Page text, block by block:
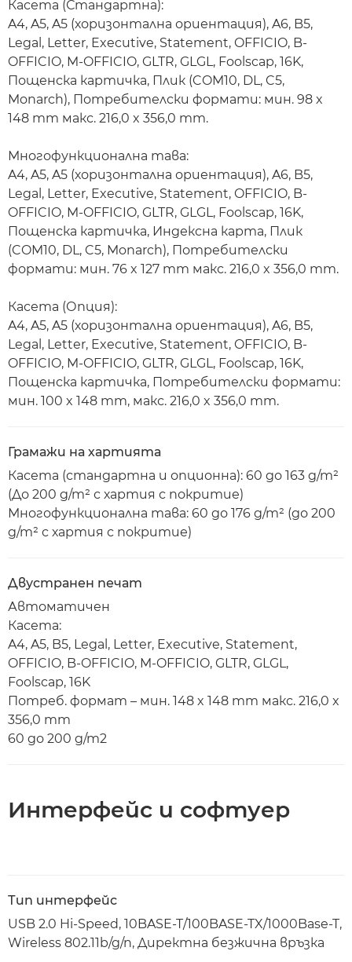
Касета (Стандартна):
A4, A5, A5 (хоризонтална ориентация), A6, B5,
Legal, Letter, Executive, Statement, OFFICIO, B-
OFFICIO, M-OFFICIO, GLTR, GLGL, Foolscap, 16K,
Пощенска картичка, Плик (COM10, DL, C5,
Monarch), Потребителски формати: мин. 98 x
148 mm макс. 216,0 x 356,0 mm.
Многофункционална тава:
A4, A5, A5 (хоризонтална ориентация), A6, B5,
Legal, Letter, Executive, Statement, OFFICIO, B-
OFFICIO, M-OFFICIO, GLTR, GLGL, Foolscap, 16K,
Пощенска картичка, Индексна карта, Плик
(COM10, DL, C5, Monarch), Потребителски
формати: мин. 76 x 127 mm макс. 216,0 x 356,0 mm.
Касета (Опция):
A4, A5, A5 (хоризонтална ориентация), A6, B5,
Legal, Letter, Executive, Statement, OFFICIO, B-
OFFICIO, M-OFFICIO, GLTR, GLGL, Foolscap, 16K,
Пощенска картичка, Потребителски формати:
мин. 100 x 148 mm, макс. 216,0 x 356,0 mm.
Грамажи на хартията
Касета (стандартна и опционна): 60 до 163 g/m²
(До 200 g/m² с хартия с покритие)
Многофункционална тава: 60 до 176 g/m² (до 200
g/m² с хартия с покритие)
Двустранен печат
Автоматичен
Касета:
A4, A5, B5, Legal, Letter, Executive, Statement,
OFFICIO, B-OFFICIO, M-OFFICIO, GLTR, GLGL,
Foolscap, 16K
Потреб. формат – мин. 148 x 148 mm макс. 216,0 x
356,0 mm
60 до 200 g/m2
Интерфейс и софтуер
Тип интерфейс
USB 2.0 Hi-Speed, 10BASE-T/100BASE-TX/1000Base-T,
Wireless 802.11b/g/n, Директна безжична връзка